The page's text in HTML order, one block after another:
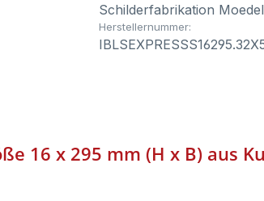
Schilderfabrikation
Herstellernummer:
16 x 295 mm (H x B) aus